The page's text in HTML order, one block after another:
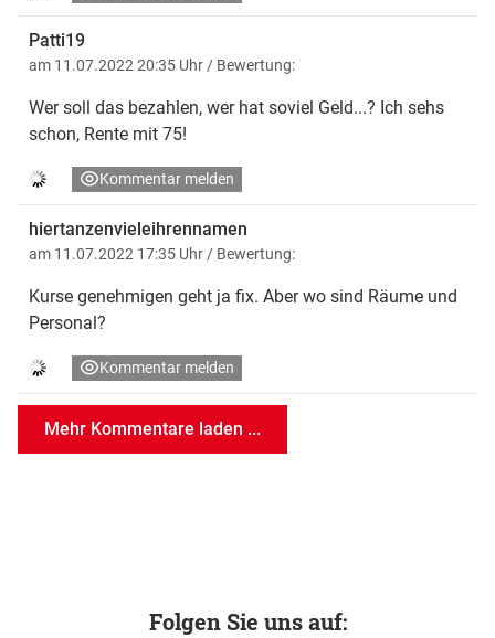
Patti19
am 11.07.2022 20:35 Uhr / Bewertung:
Wer soll das bezahlen, wer hat soviel Geld...? Ich sehs
schon, Rente mit 75!
Kommentar melden
hiertanzenvieleihrennamen
am 11.07.2022 17:35 Uhr / Bewertung:
Kurse genehmigen geht ja fix. Aber wo sind Räume und
Personal?
Kommentar melden
Mehr Kommentare laden ...
Folgen Sie uns auf: